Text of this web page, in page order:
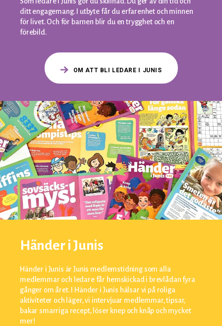
ditt engagemang. I utbyte får du erfarenhet och minnen
för livet. Och för barnen blir du en trygghet och en
förebild.
OM ATT BLI LEDARE I JUNIS
Händer i Junis
Händer i Junis är Junis medlemstidning som alla
medlemmar och ledare får hemskickad i brevlådan fyra
gånger om året. I Händer i Junis hälsar vi på roliga
aktiviteter och läger, vi intervjuar medlemmar, tipsar,
bakar smarriga recept, löser knep och knåp och mycket
mer!